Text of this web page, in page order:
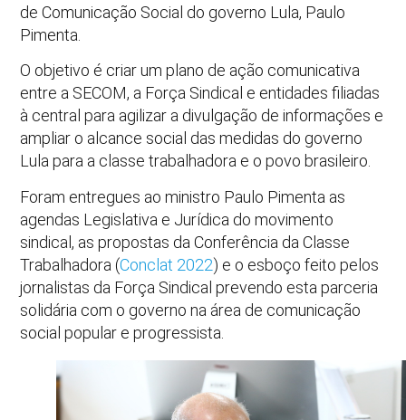
de Comunicação Social do governo Lula, Paulo
Pimenta.
O objetivo é criar um plano de ação comunicativa
entre a SECOM, a Força Sindical e entidades filiadas
à central para agilizar a divulgação de informações e
ampliar o alcance social das medidas do governo
Lula para a classe trabalhadora e o povo brasileiro.
Foram entregues ao ministro Paulo Pimenta as
agendas Legislativa e Jurídica do movimento
sindical, as propostas da Conferência da Classe
Trabalhadora (Conclat 2022) e o esboço feito pelos
jornalistas da Força Sindical prevendo esta parceria
solidária com o governo na área de comunicação
social popular e progressista.